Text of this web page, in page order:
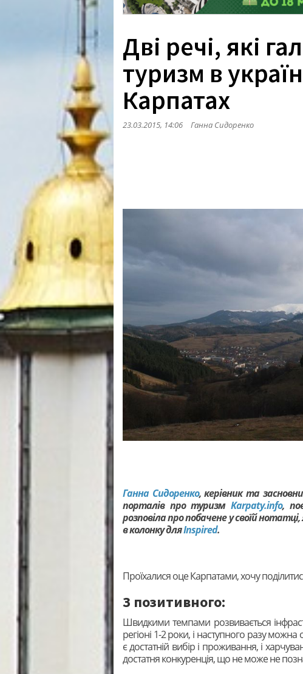
Дві речі, які
туризм в
Карпатах
23.03.2015, 14:06 Ганна Сидоренко
Ганна Сидоренко, керівник та
порталів про туризмKarpaty.info,
розповіла про побачене у своїй
в колонку дляInspired.
Проїхалися оце Карпатами, хочу
З позитивного:
Швидкими темпами розвивається
регіоні 1-2 роки, і наступного разу
є достатній вибір і проживання, і
достатня конкуренція, що не може не